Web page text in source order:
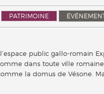
PATRIMOINE
public gallo-romain
dans toute ville
la domus de Vésone.